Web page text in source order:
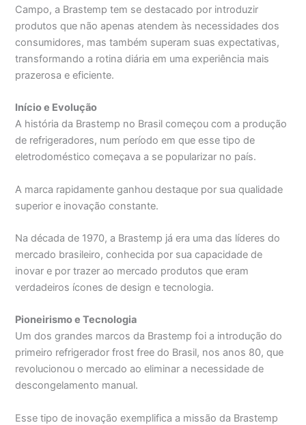
Campo, a Brastemp tem se destacado por introduzir
produtos que não apenas atendem às necessidades dos
consumidores, mas também superam suas expectativas,
transformando a rotina diária em uma experiência mais
prazerosa e eficiente.
Início e Evolução
A história da Brastemp no Brasil começou com a produção
de refrigeradores, num período em que esse tipo de
eletrodoméstico começava a se popularizar no país.
A marca rapidamente ganhou destaque por sua qualidade
superior e inovação constante.
Na década de 1970, a Brastemp já era uma das líderes do
mercado brasileiro, conhecida por sua capacidade de
inovar e por trazer ao mercado produtos que eram
verdadeiros ícones de design e tecnologia.
Pioneirismo e Tecnologia
Um dos grandes marcos da Brastemp foi a introdução do
primeiro refrigerador frost free do Brasil, nos anos 80, que
revolucionou o mercado ao eliminar a necessidade de
descongelamento manual.
Esse tipo de inovação exemplifica a missão da Brastemp